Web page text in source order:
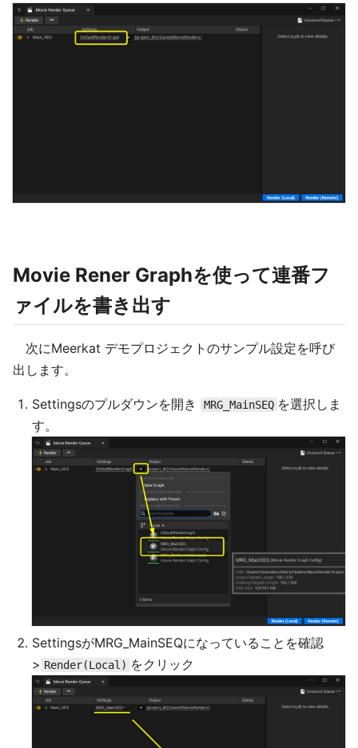
Movie Rener Graphを使って連番フ
ァイルを書き出す
次にMeerkat デモプロジェクトのサンプル設定を呼び
出します。
Settingsのプルダウンを開き MRG_MainSEQ を選択しま
す。
SettingsがMRG_MainSEQになっていることを確認
> Render(Local) をクリック